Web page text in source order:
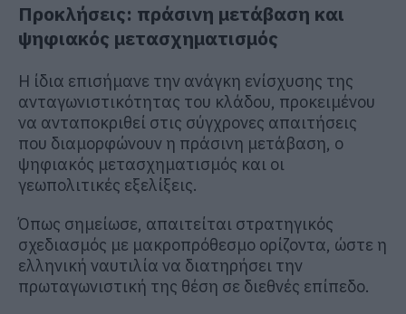
Προκλήσεις: πράσινη μετάβαση και
ψηφιακός μετασχηματισμός
Η ίδια επισήμανε την ανάγκη ενίσχυσης της
ανταγωνιστικότητας του κλάδου, προκειμένου
να ανταποκριθεί στις σύγχρονες απαιτήσεις
που διαμορφώνουν η πράσινη μετάβαση, ο
ψηφιακός μετασχηματισμός και οι
γεωπολιτικές εξελίξεις.
Όπως σημείωσε, απαιτείται στρατηγικός
σχεδιασμός με μακροπρόθεσμο ορίζοντα, ώστε η
ελληνική ναυτιλία να διατηρήσει την
πρωταγωνιστική της θέση σε διεθνές επίπεδο.